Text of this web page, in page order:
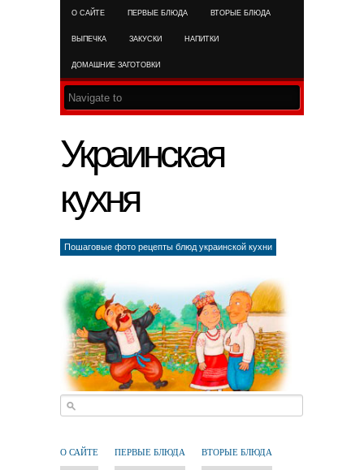
О САЙТЕ ПЕРВЫЕ БЛЮДА ВТОРЫЕ БЛЮДА
ВЫПЕЧКА ЗАКУСКИ НАПИТКИ
ДОМАШНИЕ ЗАГОТОВКИ
Украинская
кухня
Пошаговые фото рецепты блюд украинской кухни
О САЙТЕ ПЕРВЫЕ БЛЮДА ВТОРЫЕ БЛЮДА